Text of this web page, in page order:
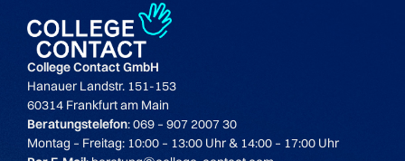
College Contact GmbH
Hanauer Landstr. 151-153
60314 Frankfurt am Main
Beratungstelefon: 069 – 907 2007 30
Montag – Freitag: 10:00 – 13:00 Uhr & 14:00 – 17:00 Uhr